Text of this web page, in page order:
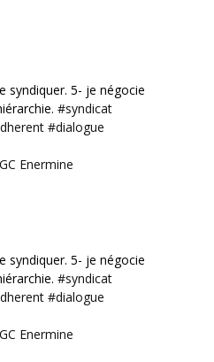
syndiquer. 5- je négocie
#syndicat
#dialogue
Enermine
syndiquer. 5- je négocie
#syndicat
#dialogue
Enermine